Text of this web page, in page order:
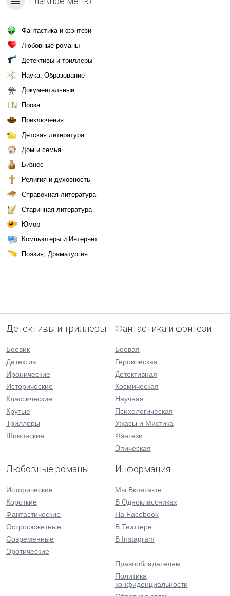
Фантастика и фэнтези
Любовные романы
Детективы и триллеры
Наука, Образование
Документальные
Проза
Приключения
Детская литература
Дом и семья
Бизнес
Религия и духовность
Справочная литература
Старинная литература
Юмор
Компьютеры и Интернет
Поэзия, Драматургия
Детективы и триллеры
Боевик
Детектив
Иронические
Исторические
Классические
Крутые
Триллеры
Шпионские
Фантастика и фэнтези
Боевая
Героическая
Детективная
Космическая
Научная
Психологическая
Ужасы и Мистика
Фэнтези
Эпическая
Любовные романы
Исторические
Короткие
Фантастические
Остросюжетные
Современные
Эротические
Информация
Мы Вконтакте
В Одноклассниках
На Facebook
В Твиттере
В Instagram
Правообладателям
Политика
конфиденциальности